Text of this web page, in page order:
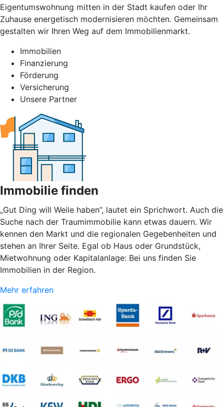
Eigentumswohnung mitten in der Stadt kaufen oder Ihr
Zuhause energetisch modernisieren möchten. Gemeinsam
gestalten wir Ihren Weg auf dem Immobilienmarkt.
Immobilien
Finanzierung
Förderung
Versicherung
Unsere Partner
Immobilie finden
„Gut Ding will Weile haben”, lautet ein Sprichwort. Auch die
Suche nach der Traumimmobilie kann etwas dauern. Wir
kennen den Markt und die regionalen Gegebenheiten und
stehen an Ihrer Seite. Egal ob Haus oder Grundstück,
Mietwohnung oder Kapitalanlage: Bei uns finden Sie
Immobilien in der Region.
Mehr erfahren